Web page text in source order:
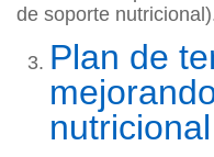
de soporte
Plan de